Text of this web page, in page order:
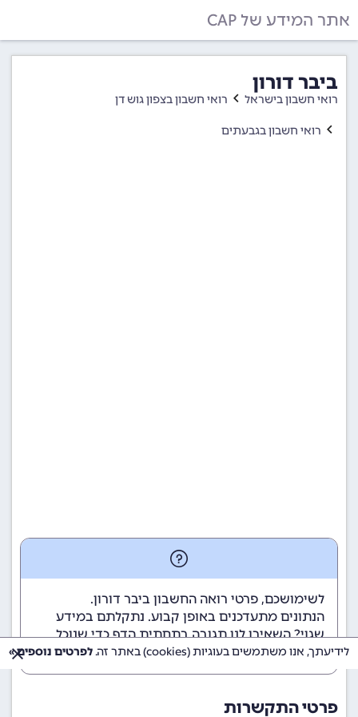
אתר המידע של CAP
ביבר דורון
רואי חשבון בישראל רואי חשבון בצפון גוש דן
רואי חשבון בגבעתים
לשימושכם, פרטי רואה החשבון ביבר דורון.
הנתונים מתעדכנים באופן קבוע. נתקלתם במידע
שגוי? השאירו לנו תגובה בתחתית הדף כדי שנוכל
לטפל בבעיה בהקדם.
פרטי התקשרות
לידיעתך, אנו משתמשים בעוגיות (cookies) באתר זה. לפרטים נוספים »